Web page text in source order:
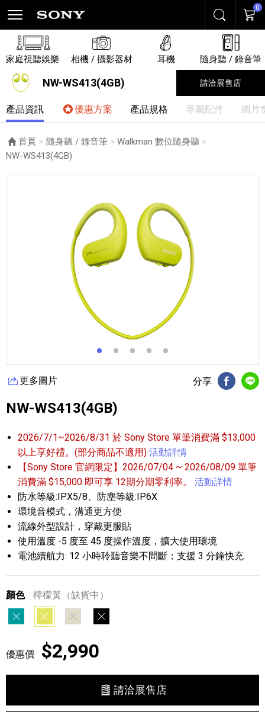
搜尋 購物
0
家庭視聽娛樂 相機 / 攝影器材 耳機 隨身聽 / 錄音筆
NW-WS413(4GB) 請洽展售店
產品資訊 優惠方案 產品規格 專屬配件 圖片
首頁 隨身聽 / 錄音筆
Walkman 數位隨身聽
目前頁面：
NW-WS413(4GB)
更多圖片 分享
FB分享
NW-WS413(4GB)
2026/7/1~2026/8/31 於 Sony Store 單筆消費滿 $13,000
以上享好禮。(部分商品不適用) 活動詳情
【Sony Store 官網限定】2026/07/04 ~ 2026/08/09 單筆
消費滿 $15,000 即可享 12期分期零利率。
活動詳情
防水等級:IPX5/8、防塵等級:IP6X
環境音模式，溝通更方便
流線外型設計，穿戴更服貼
使用溫度 -5 度至 45 度操作溫度，擴大使用環境
電池續航力: 12 小時聆聽音樂不間斷；支援 3 分鐘快充
顏色 檸檬黃（缺貨中）
藍色 檸檬黃 象牙白 黑色
優惠價 $2,990
請洽展售店